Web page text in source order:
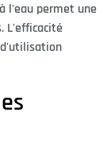
l'eau permet une
L'efficacité